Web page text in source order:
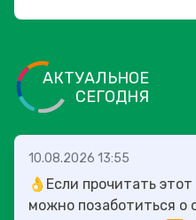
АКТУАЛЬНОЕ
СЕГОДНЯ
10.08.2026 13:55
👌Если прочитать
можно позаботиться о